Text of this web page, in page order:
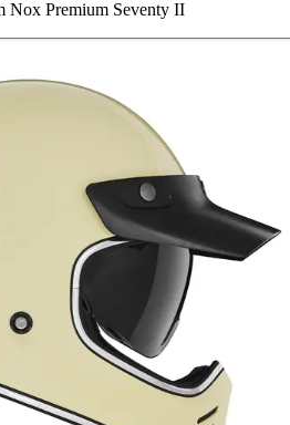
Nox Premium Seventy II